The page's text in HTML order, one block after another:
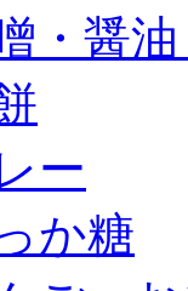
・醤
ー
か糖